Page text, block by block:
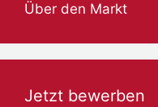
Über den Markt
Jetzt bewerben